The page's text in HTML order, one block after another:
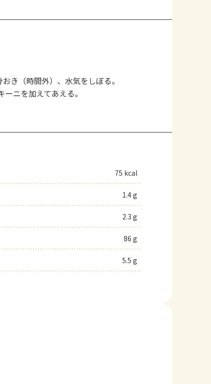
き（時間外）、水気をしぼる。
ニを加えてあえる。
75 kcal
1.4 g
2.3 g
86 g
5.5 g